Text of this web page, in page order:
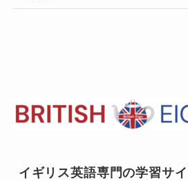
イギリス英語専門の学習サイ